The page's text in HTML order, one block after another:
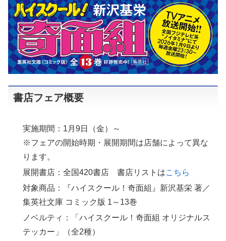
書店フェア概要
実施期間：1月9日（金）～
※フェアの開始時期・展開期間は店舗によって異な
ります。
展開書店：全国420書店 書店リストはこちら
対象商品：『ハイスクール！奇面組』新沢基栄 著／
集英社文庫 コミック版 1～13巻
ノベルティ：「ハイスクール！奇面組 オリジナルス
テッカー」（全2種）